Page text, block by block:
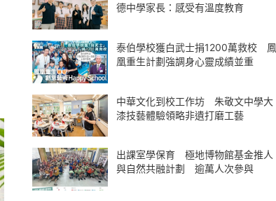
德中學家長：感受有溫度教育
泰伯學校獲白武士捐1200萬救校 鳳
凰重生計劃強調身心靈成績並重
中華文化到校工作坊 朱敬文中學大
漆技藝體驗領略非遺打磨工藝
出課室學保育 極地博物館基金推人
與自然共融計劃 逾萬人次參與